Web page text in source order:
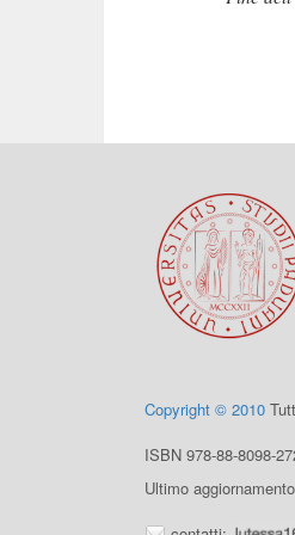
Copyright © 2010
ISBN 978-88-8098-
Ultimo